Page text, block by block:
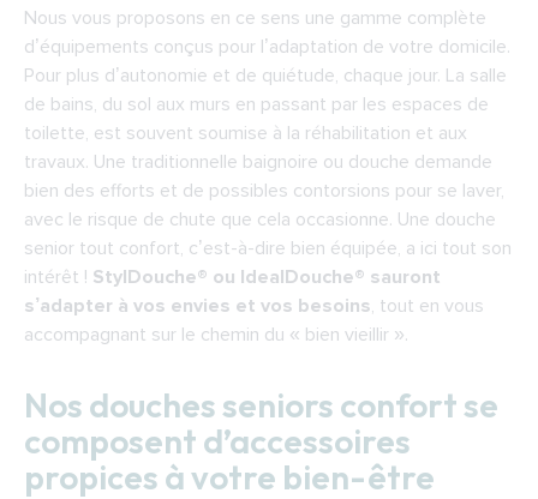
Une douche senior confortable, car
modulable en fonction de votre degré de
mobilité et de votre besoin de sécurité
Des projets souples, pour une salle de
bains qui corresponde à vos aspirations de vie
Une douche senior confortable installée en 8
h dans votre salle de bains, sans gros travaux
Nous vous proposons en ce sens une gamme complète
d’équipements conçus pour l’adaptation de votre domicile.
Pour plus d’autonomie et de quiétude, chaque jour. La salle
de bains, du sol aux murs en passant par les espaces de
toilette, est souvent soumise à la réhabilitation et aux
travaux. Une traditionnelle baignoire ou douche demande
bien des efforts et de possibles contorsions pour se laver,
avec le risque de chute que cela occasionne. Une douche
senior tout confort, c’est-à-dire bien équipée, a ici tout son
intérêt ! StylDouche® ou IdealDouche® sauront
s’adapter à vos envies et vos besoins, tout en vous
accompagnant sur le chemin du « bien vieillir ».
Nos douches seniors confort se
composent d’accessoires
propices à votre bien-être